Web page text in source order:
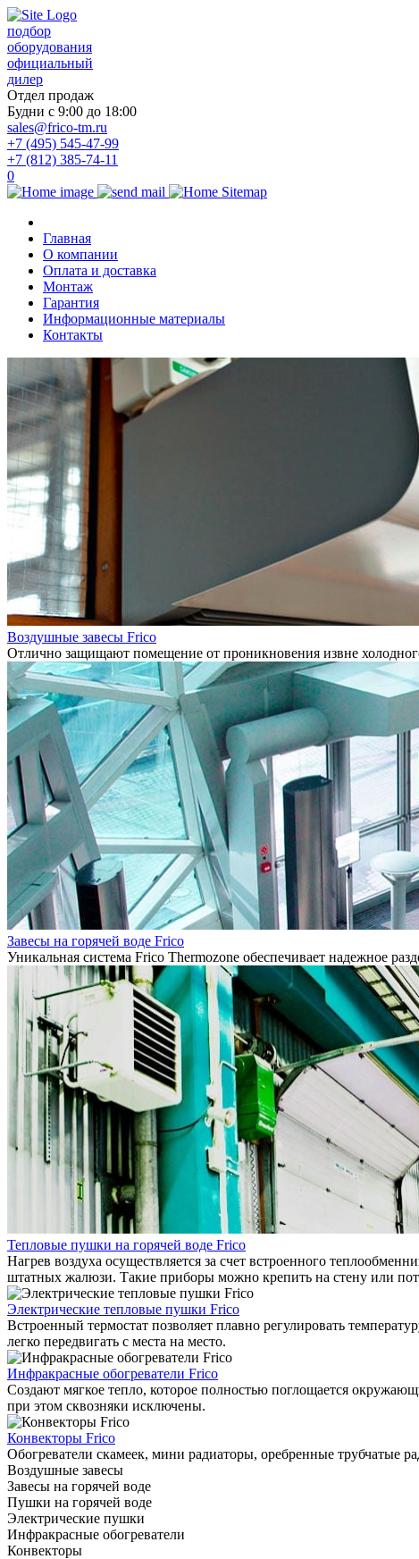
подбор
оборудования
официальный
дилер
Отдел продаж
Будни с 9:00 до 18:00
sales@frico-tm.ru
+7 (495) 545-47-99
+7 (812) 385-74-11
0
Главная
О компании
Оплата и доставка
Монтаж
Гарантия
Информационные материалы
Контакты
Воздушные завесы Frico
Отлично защищают помещение от проникновения извне
Завесы на горячей воде Frico
Уникальная система Frico Thermozone обеспечивает надежное
Тепловые пушки на горячей воде Frico
Нагрев воздуха осуществляется за счет встроенного
штатных жалюзи. Такие приборы можно крепить на стену или
Электрические тепловые пушки Frico
Встроенный термостат позволяет плавно регулировать
легко передвигать с места на место.
Инфракрасные обогреватели Frico
Создают мягкое тепло, которое полностью поглощается
при этом сквозняки исключены.
Конвекторы Frico
Обогреватели скамеек, мини радиаторы, оребренные трубчатые
Воздушные завесы
Завесы на горячей воде
Пушки на горячей воде
Электрические пушки
Инфракрасные обогреватели
Конвекторы